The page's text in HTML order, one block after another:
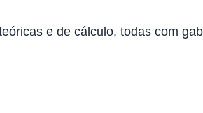
e de cálculo, todas com